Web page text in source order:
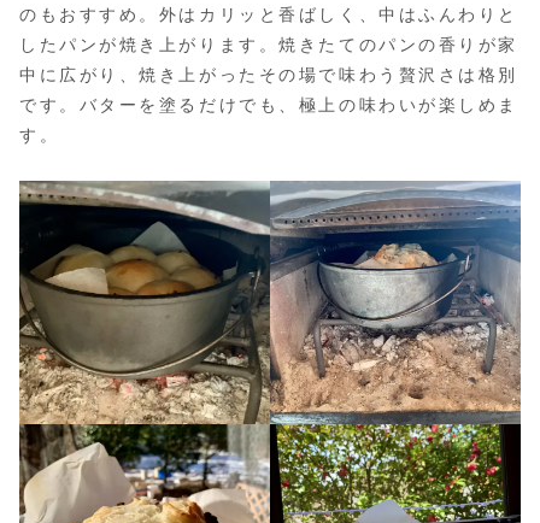
のもおすすめ。外はカリッと香ばしく、中はふんわりと
したパンが焼き上がります。焼きたてのパンの香りが家
中に広がり、焼き上がったその場で味わう贅沢さは格別
です。バターを塗るだけでも、極上の味わいが楽しめま
す。